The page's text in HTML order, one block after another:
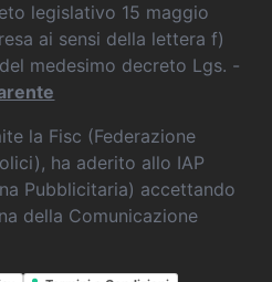
legislativo 15 maggio
ai sensi della lettera f)
medesimo decreto Lgs. -
la Fisc (Federazione
ha aderito allo IAP
Pubblicitaria) accettando
della Comunicazione